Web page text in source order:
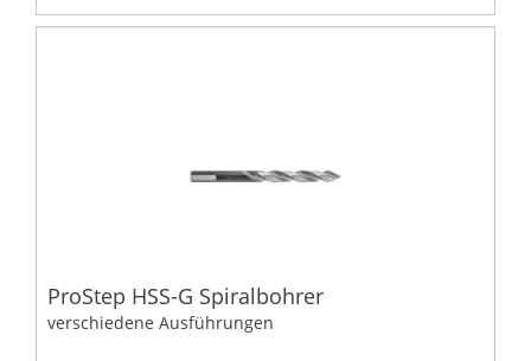
ProStep HSS-G Spiralbohrer
verschiedene Ausführungen